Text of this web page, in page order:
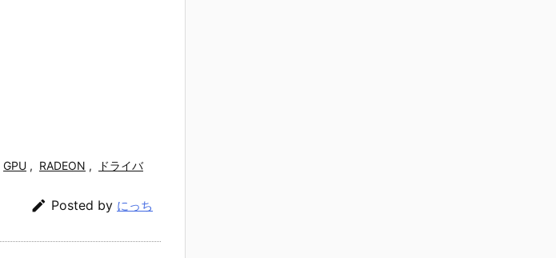
GPU , RADEON , ドライバ
 Posted by にっち